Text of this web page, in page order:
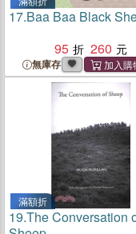
17.Baa Baa Black
95
260
無庫存
滿額折
19.The Conversation